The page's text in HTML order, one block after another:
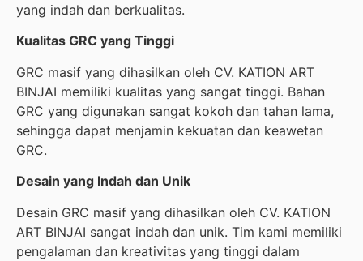
yang indah dan berkualitas.
Kualitas GRC yang Tinggi
GRC masif yang dihasilkan oleh CV. KATION ART
BINJAI memiliki kualitas yang sangat tinggi. Bahan
GRC yang digunakan sangat kokoh dan tahan lama,
sehingga dapat menjamin kekuatan dan keawetan
GRC.
Desain yang Indah dan Unik
Desain GRC masif yang dihasilkan oleh CV. KATION
ART BINJAI sangat indah dan unik. Tim kami memiliki
pengalaman dan kreativitas yang tinggi dalam